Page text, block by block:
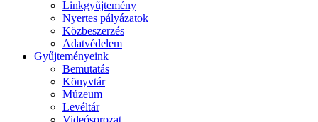
Linkgyűjtemény
Nyertes pályázatok
Közbeszerzés
Adatvédelem
Gyűjteményeink
Bemutatás
Könyvtár
Múzeum
Levéltár
Videósorozat